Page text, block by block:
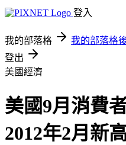
登入
我的部落格 我的部落格
登出
美國經濟
美國9月消費
2012年2月新